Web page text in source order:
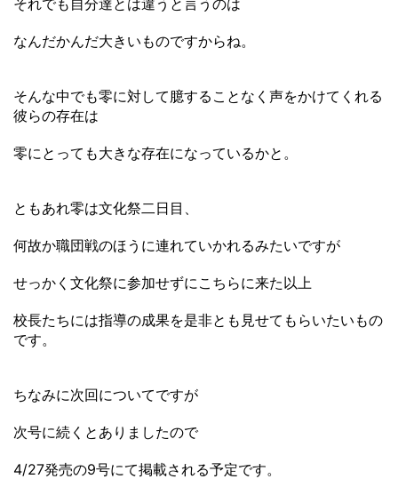
それでも自分達とは違うと言うのは
なんだかんだ大きいものですからね。
そんな中でも零に対して臆することなく声をかけてくれる
彼らの存在は
零にとっても大きな存在になっているかと。
ともあれ零は文化祭二日目、
何故か職団戦のほうに連れていかれるみたいですが
せっかく文化祭に参加せずにこちらに来た以上
校長たちには指導の成果を是非とも見せてもらいたいもの
です。
ちなみに次回についてですが
次号に続くとありましたので
4/27発売の9号にて掲載される予定です。